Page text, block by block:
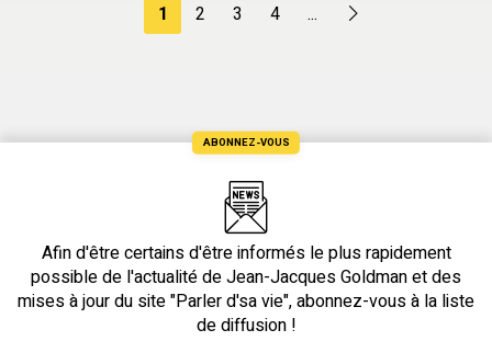
1 2 3 4 ...
ABONNEZ-VOUS
Afin d'être certains d'être informés le plus rapidement
possible de l'actualité de Jean-Jacques Goldman et des
mises à jour du site "Parler d'sa vie", abonnez-vous à la liste
de diffusion !